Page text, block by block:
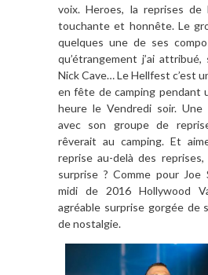
voix. Heroes, la reprises de
touchante et honnête. Le
quelques une de ses
qu’étrangement j’ai
Nick Cave… Le Hellfest c’est
en fête de camping pendant
heure le Vendredi soir.
avec son groupe de
rêverait au camping. Et
reprise au-delà des reprises,
surprise ? Comme pour Joe
midi de 2016 Hollywood
agréable surprise gorgée de
de nostalgie.